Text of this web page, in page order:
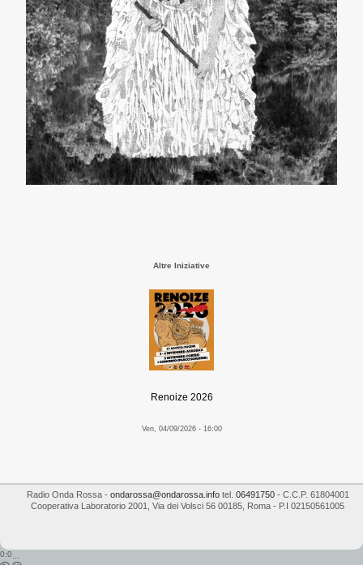
Altre Iniziative
Renoize 2026
Ven, 04/09/2026 - 16:00
Radio Onda Rossa- ondarossa@ondarossa.infotel. 06491750- C.C.P. 61804001
Cooperativa Laboratorio 2001
Via dei Volsci 56 00185 Roma - P.I 02150561005
0:0...